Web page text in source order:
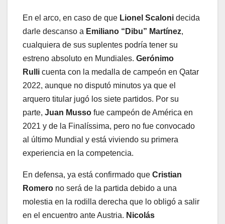
En el arco, en caso de que Lionel Scaloni decida
darle descanso a Emiliano “Dibu” Martínez,
cualquiera de sus suplentes podría tener su
estreno absoluto en Mundiales. Gerónimo
Rulli cuenta con la medalla de campeón en Qatar
2022, aunque no disputó minutos ya que el
arquero titular jugó los siete partidos. Por su
parte, Juan Musso fue campeón de América en
2021 y de la Finalíssima, pero no fue convocado
al último Mundial y está viviendo su primera
experiencia en la competencia.
En defensa, ya está confirmado que Cristian
Romero no será de la partida debido a una
molestia en la rodilla derecha que lo obligó a salir
en el encuentro ante Austria. Nicolás